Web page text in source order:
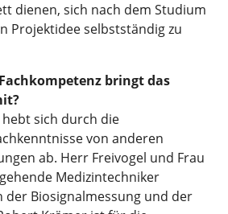
dienen, sich nach dem Studium
Projektidee selbstständig zu
bringt das
sich durch die
von anderen
ab. Herr Freivogel und Frau
Medizintechniker
der Biosignalmessung und der